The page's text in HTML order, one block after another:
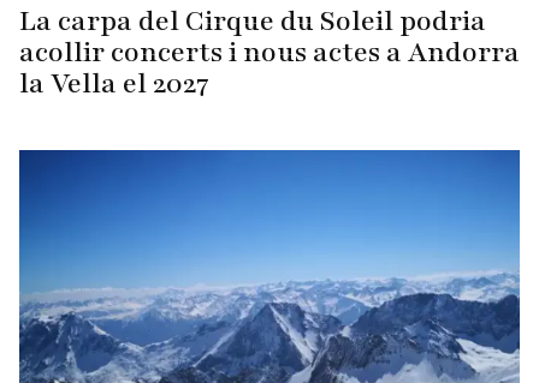
La carpa del Cirque du Soleil podria
acollir concerts i nous actes a Andorra
la Vella el 2027